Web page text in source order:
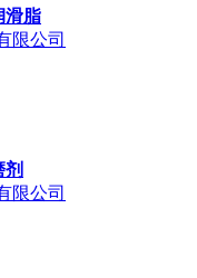
滑脂
限公司
限公司